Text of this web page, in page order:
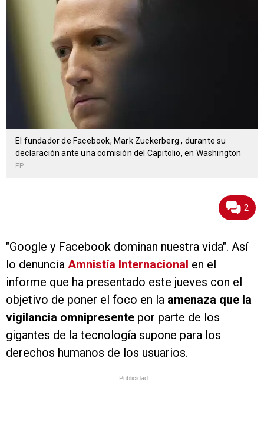
El fundador de Facebook, Mark Zuckerberg , durante su
declaración ante una comisión del Capitolio, en Washington
EP
2
"Google y Facebook dominan nuestra vida". Así
lo denuncia Amnistía Internacional en el
informe que ha presentado este jueves con el
objetivo de poner el foco en la amenaza que la
vigilancia omnipresente por parte de los
gigantes de la tecnología supone para los
derechos humanos de los usuarios.
Publicidad